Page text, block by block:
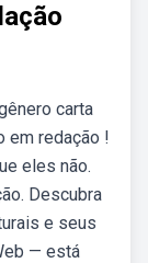
carta
em redação !
eles não.
Descubra
e seus
— está